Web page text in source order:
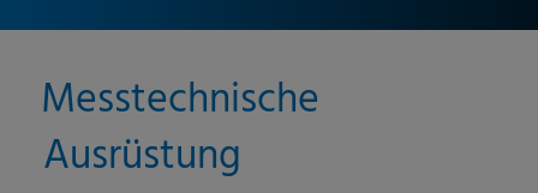
Messtechnische
Ausrüstung